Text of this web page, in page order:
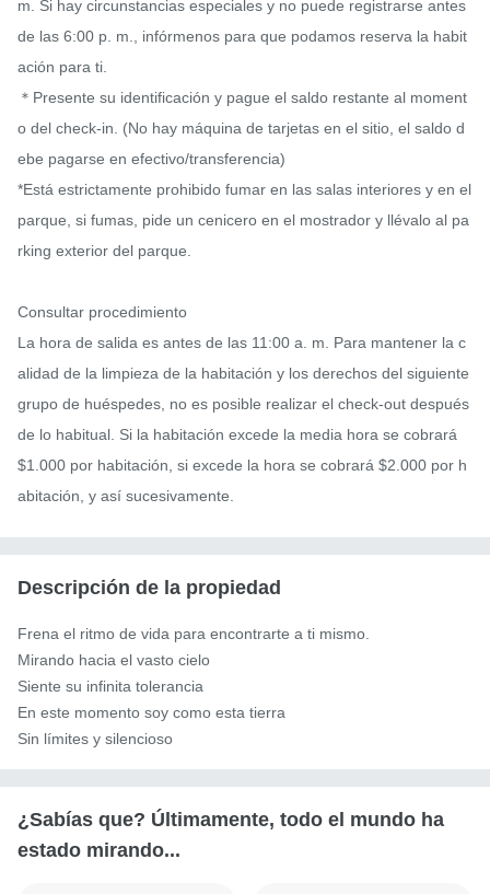
m. Si hay circunstancias especiales y no puede registrarse antes
de las 6:00 p. m., infórmenos para que podamos reserva la habit
ación para ti.
＊Presente su identificación y pague el saldo restante al moment
o del check-in. (No hay máquina de tarjetas en el sitio, el saldo d
ebe pagarse en efectivo/transferencia)
*Está estrictamente prohibido fumar en las salas interiores y en el
parque, si fumas, pide un cenicero en el mostrador y llévalo al pa
rking exterior del parque.
Consultar procedimiento
La hora de salida es antes de las 11:00 a. m. Para mantener la c
alidad de la limpieza de la habitación y los derechos del siguiente
grupo de huéspedes, no es posible realizar el check-out después
de lo habitual. Si la habitación excede la media hora se cobrará
$1.000 por habitación, si excede la hora se cobrará $2.000 por h
abitación, y así sucesivamente.
Descripción de la propiedad
Frena el ritmo de vida para encontrarte a ti mismo.
Mirando hacia el vasto cielo
Siente su infinita tolerancia
En este momento soy como esta tierra
Sin límites y silencioso
¿Sabías que? Últimamente, todo el mundo ha
estado mirando...